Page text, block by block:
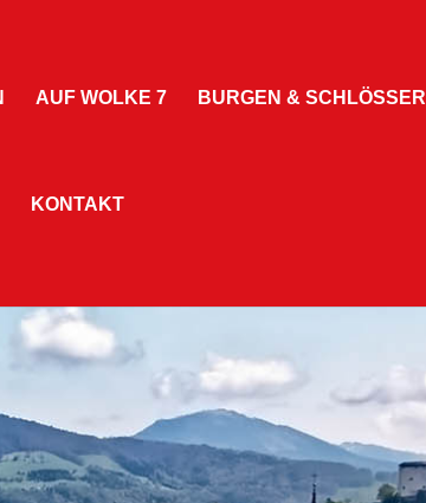
AUF WOLKE 7 BURGEN & SCHLÖSSER
KONTAKT